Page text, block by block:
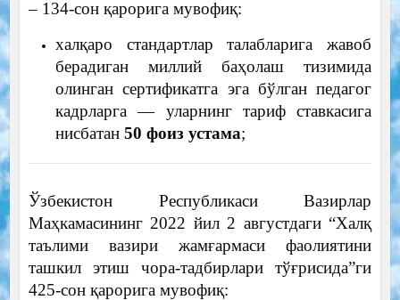
– 134-сон қарорига мувофиқ:
халқаро стандартлар талабларига жавоб
берадиган миллий баҳолаш тизимида
олинган сертификатга эга бўлган педагог
кадрларга — уларнинг тариф ставкасига
нисбатан 50 фоиз устама;
Ўзбекистон Республикаси Вазирлар
Маҳкамасининг 2022 йил 2 августдаги “Халқ
таълими вазири жамғармаси фаолиятини
ташкил этиш чора-тадбирлари тўғрисида”ги
425-сон қарорига мувофиқ: